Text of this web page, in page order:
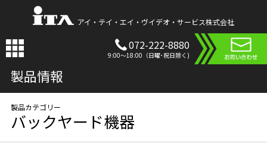
アイ・テイ・エイ・ヴイデオ・サービス株式会社
072-222-8880
9:00〜18:00（日曜･祝日除く)
製品情報
バックヤード機器